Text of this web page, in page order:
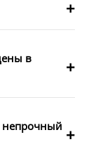
в
непрочный